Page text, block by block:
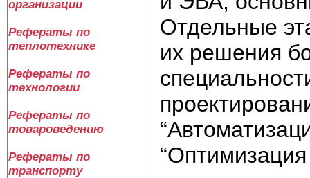
организации
Рефераты по
теплотехнике
Рефераты по
технологии
Рефераты по
товароведению
Рефераты по
транспорту
Отдельные
их решения